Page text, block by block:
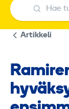
Hae
Hae
Artikkeli